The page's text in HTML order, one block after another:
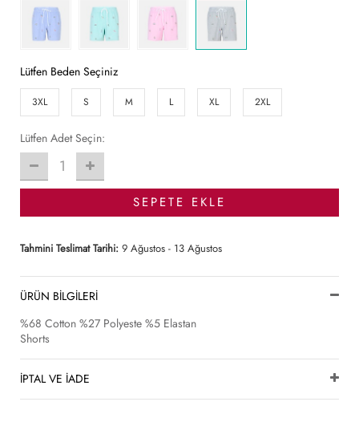
Lütfen Beden Seçiniz
3XL S M L XL 2XL
Lütfen Adet Seçin:
1
SEPETE EKLE
Tahmini Teslimat Tarihi: 9 Ağustos - 13 Ağustos
ÜRÜN BİLGİLERİ
%68 Cotton %27 Polyeste %5 Elastan
Shorts
İPTAL VE İADE